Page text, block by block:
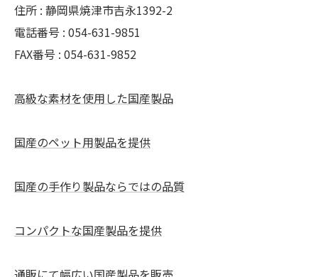
住所 : 静岡県焼津市吉永1392-2
電話番号 : 054-631-9851
FAX番号 : 054-631-9852
高級な素材を使用した国産製品
国産のペット用製品を提供
国産の手作り製品ならではの品質
コンパクトな国産製品を提供